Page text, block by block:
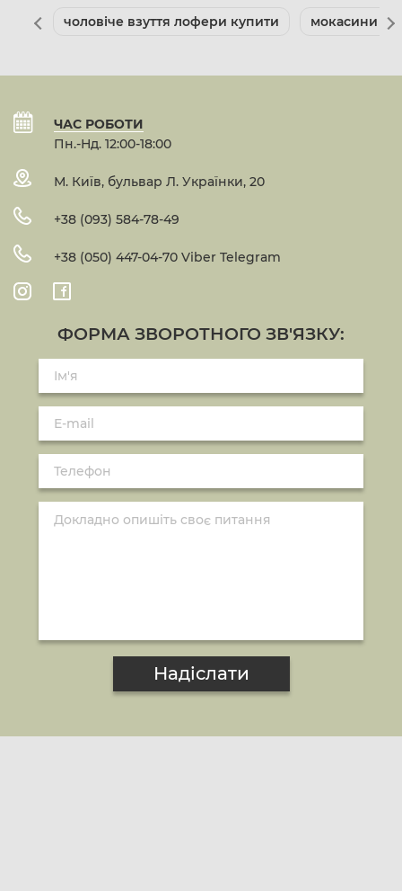
чоловіче взуття лофери купити мокасини
ЧАС РОБОТИ
Пн.-Нд. 12:00-18:00
М. Київ, бульвар Л. Українки, 20
+38 (093) 584-78-49
+38 (050) 447-04-70 Viber Telegram
ФОРМА ЗВОРОТНОГО ЗВ'ЯЗКУ:
Надіслати